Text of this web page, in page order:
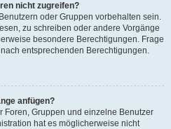
nicht zugreifen?
oder Gruppen vorbehalten sein.
zu schreiben oder andere Vorgänge
besondere Berechtigungen. Frage
entsprechenden Berechtigungen.
anfügen?
Foren, Gruppen und einzelne Benutzer
hat es möglicherweise nicht